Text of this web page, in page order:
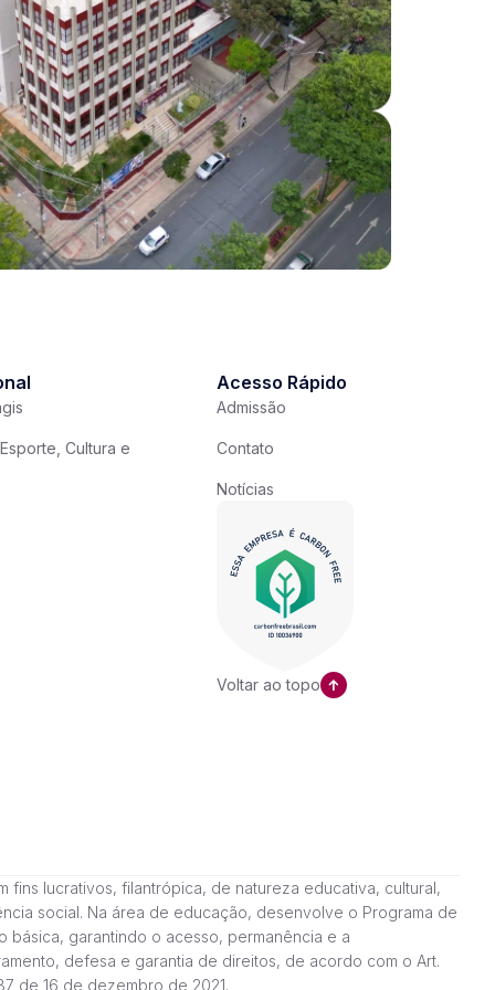
Cultura e
Acesso Rápido
Admissão
Contato
Notícias
Voltar ao topo
fins lucrativos, filantrópica, de natureza educativa, cultural,
social. Na área de educação, desenvolve o Programa de
básica, garantindo o acesso, permanência e a
defesa e garantia de direitos, de acordo com o Art.
de 16 de dezembro de 2021.